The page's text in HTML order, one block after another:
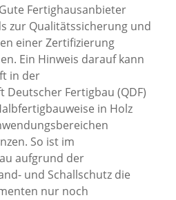
Fertighausanbieter
zur Qualitätssicherung und
einer Zertifizierung
Ein Hinweis darauf kann
in der
Deutscher Fertigbau (QDF)
in Holz
So ist im
aufgrund der
und Schallschutz die
nur noch